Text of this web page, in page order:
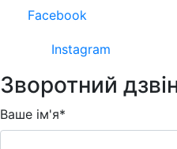
Facebook
Instagram
Зворотний
Ваше ім'я*